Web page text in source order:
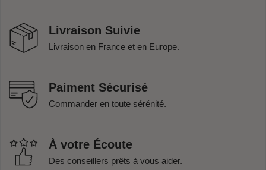
Livraison Suivie
Livraison en France et en Europe.
Paiment Sécurisé
Commander en toute sérénité.
À votre Écoute
Des conseillers prêts à vous aider.